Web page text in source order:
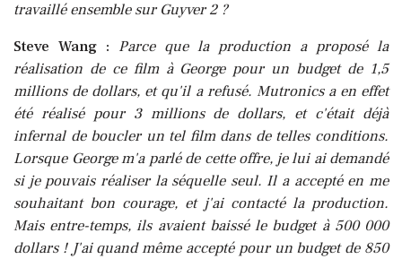
travaillé ensemble sur Guyver 2 ?
Steve Wang : Parce que la production a proposé la
réalisation de ce film à George pour un budget de 1,5
millions de dollars, et qu'il a refusé. Mutronics a en effet
été réalisé pour 3 millions de dollars, et c'était déjà
infernal de boucler un tel film dans de telles conditions.
Lorsque George m'a parlé de cette offre, je lui ai demandé
si je pouvais réaliser la séquelle seul. Il a accepté en me
souhaitant bon courage, et j'ai contacté la production.
Mais entre-temps, ils avaient baissé le budget à 500 000
dollars ! J'ai quand même accepté pour un budget de 850